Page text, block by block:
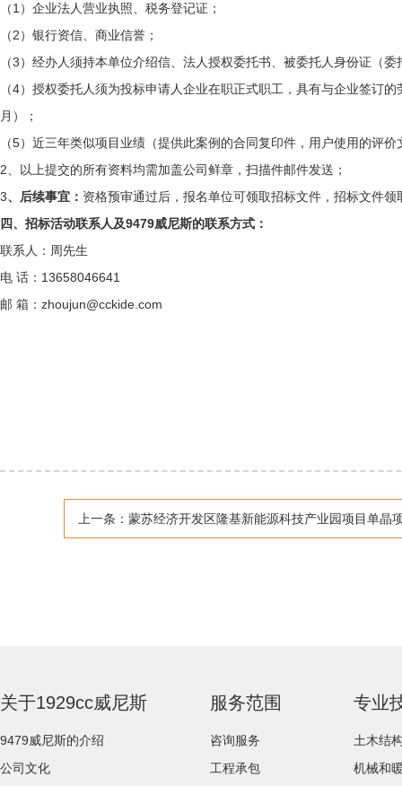
（1 ）企业法人营业执照、税务登记证；
（2）银行资信、商业信誉；
（3）经办人须持本单位介绍信、法人授权委托书、被委托人身份证（
（4）授权委托人须为投标申请人企业在职正式职工，具有与企业签订
月）；
（5）近三年类似项目业绩（提供此案例的合同复印件，用户使用的评
2、以上提交的所有资料均需加盖公司鲜章，扫描件邮件发送；
3、后续事宜： 资格预审通过后，报名单位可领取招标文件，招标文件
四、招标活动联系人及9479威尼斯的联系方式：
联系人：周先生
电 话： 13658046641
邮 箱： zhoujun@cckide.com
上一条： 蒙苏经济开发区隆基新能源科技产业园项目单晶项目 （epc模式）高压开关柜、直
关于1929cc威尼斯
9479威尼斯的介绍
公司文化
服务范围
咨询服务
工程承包
专业
土木结
机械和